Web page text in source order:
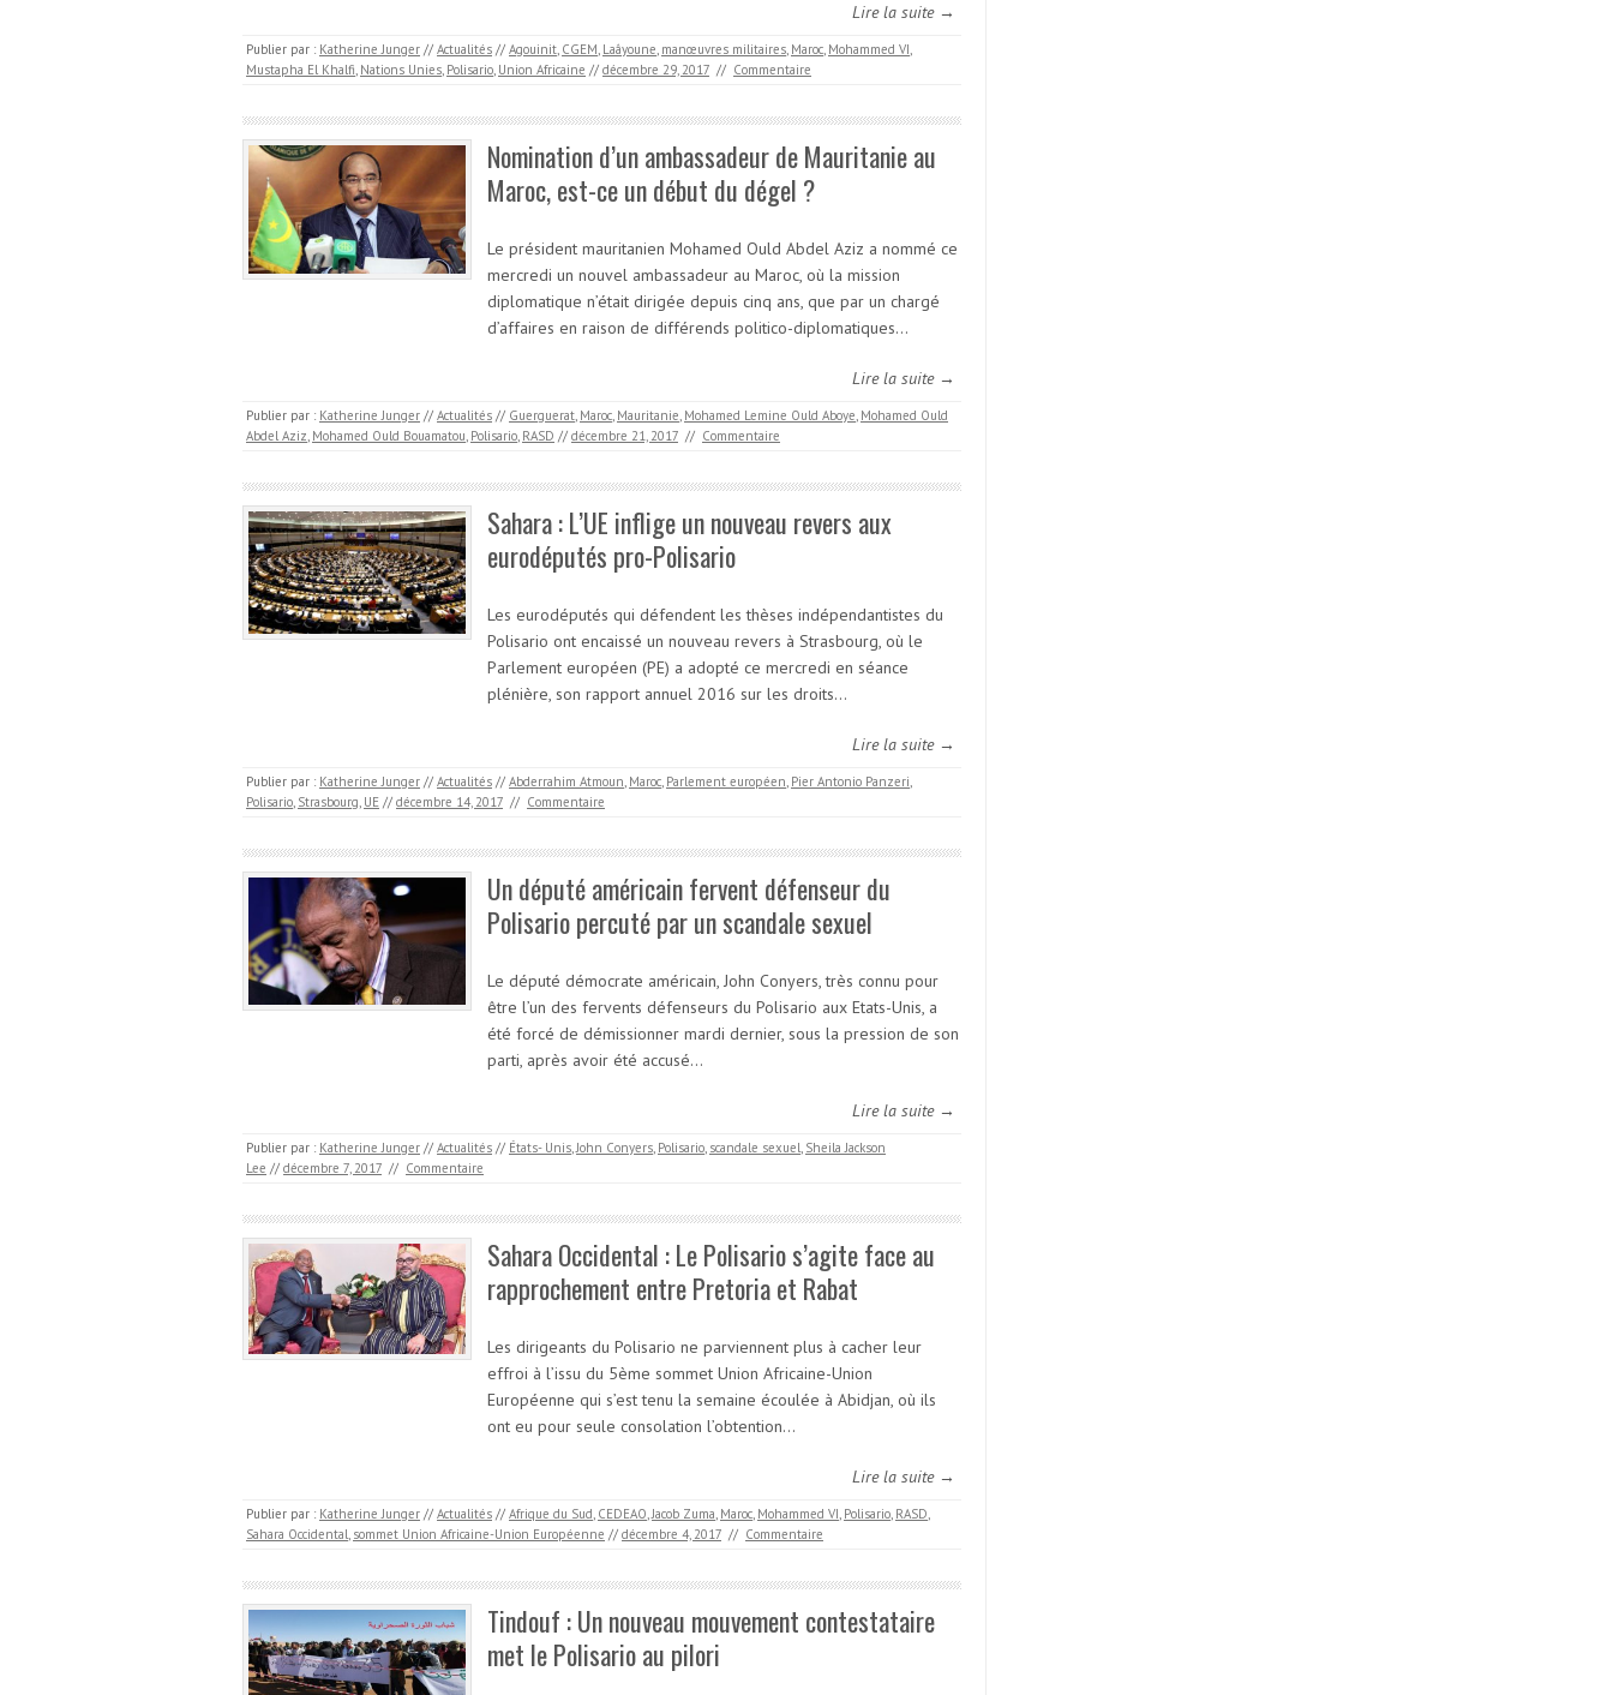
Lire la suite →
Publier par : Katherine Junger // Actualités // Agouinit, CGEM, Laâyoune, manœuvres militaires, Maroc, Mohammed VI,
Mustapha El Khalfi, Nations Unies, Polisario, Union Africaine // décembre 29, 2017 // Commentaire
Nomination d’un ambassadeur de Mauritanie au
Maroc, est-ce un début du dégel ?
Le président mauritanien Mohamed Ould Abdel Aziz a nommé ce
mercredi un nouvel ambassadeur au Maroc, où la mission
diplomatique n’était dirigée depuis cinq ans, que par un chargé
d’affaires en raison de différends politico-diplomatiques…
Lire la suite →
Publier par : Katherine Junger // Actualités // Guerguerat, Maroc, Mauritanie, Mohamed Lemine Ould Aboye, Mohamed Ould
Abdel Aziz, Mohamed Ould Bouamatou, Polisario, RASD // décembre 21, 2017 // Commentaire
Sahara : L’UE inflige un nouveau revers aux
eurodéputés pro-Polisario
Les eurodéputés qui défendent les thèses indépendantistes du
Polisario ont encaissé un nouveau revers à Strasbourg, où le
Parlement européen (PE) a adopté ce mercredi en séance
plénière, son rapport annuel 2016 sur les droits…
Lire la suite →
Publier par : Katherine Junger // Actualités // Abderrahim Atmoun, Maroc, Parlement européen, Pier Antonio Panzeri,
Polisario, Strasbourg, UE // décembre 14, 2017 // Commentaire
Un député américain fervent défenseur du
Polisario percuté par un scandale sexuel
Le député démocrate américain, John Conyers, très connu pour
être l’un des fervents défenseurs du Polisario aux Etats-Unis, a
été forcé de démissionner mardi dernier, sous la pression de son
parti, après avoir été accusé…
Lire la suite →
Publier par : Katherine Junger // Actualités // États- Unis,John Conyers, Polisario, scandale sexuel, Sheila Jackson
Lee // décembre 7, 2017 // Commentaire
Sahara Occidental : Le Polisario s’agite face au
rapprochement entre Pretoria et Rabat
Les dirigeants du Polisario ne parviennent plus à cacher leur
effroi à l’issu du 5ème sommet Union Africaine-Union
Européenne qui s’est tenu la semaine écoulée à Abidjan, où ils
ont eu pour seule consolation l’obtention…
Lire la suite →
Publier par : Katherine Junger // Actualités // Afrique du Sud, CEDEAO,Jacob Zuma, Maroc, Mohammed VI, Polisario, RASD,
Sahara Occidental, sommet Union Africaine-Union Européenne // décembre 4, 2017 // Commentaire
Tindouf : Un nouveau mouvement contestataire
met le Polisario au pilori